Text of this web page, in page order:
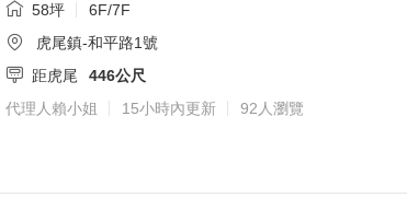
58坪
6F/7F
虎尾鎮-和平路1號
距虎尾
446公尺
代理人賴小姐
15小時內更新 92人瀏覽